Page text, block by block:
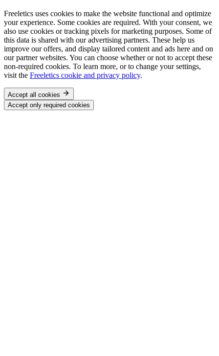
Freeletics uses cookies to make the website functional and optimize
your experience. Some cookies are required. With your consent, we
also use cookies or tracking pixels for marketing purposes. Some of
this data is shared with our advertising partners. These help us
improve our offers, and display tailored content and ads here and on
our partner websites. You can choose whether or not to accept these
non-required cookies. To learn more, or to change your settings,
visit the Freeletics cookie and privacy policy.
Accept all cookies
Accept only required cookies